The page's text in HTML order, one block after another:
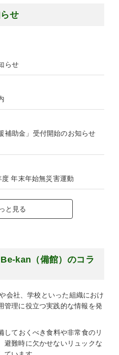
せ
らせ
補助金」受付開始のお知らせ
度 年末年始無災害運動
と見る
kan（備館）のコラ
会社、学校といった組織におけ
管理に役立つ実践的な情報を発
しておくべき食料や非常食のリ
避難時に欠かせないリュックな